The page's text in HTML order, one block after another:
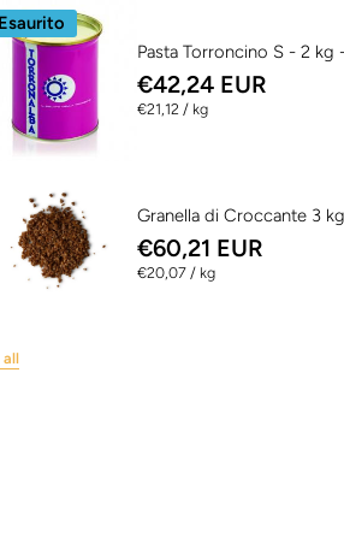
Esaurito
Pasta Torroncino S - 2 kg
€42,24 EUR
€21,12 / per
kg
Granella di Croccante 3
€60,21 EUR
€20,07 / per
kg
all